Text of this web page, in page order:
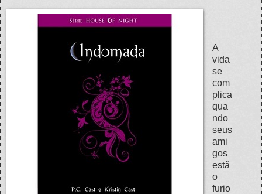
A
vida
se
com
plica
qua
ndo
seus
ami
gos
estã
o
furio